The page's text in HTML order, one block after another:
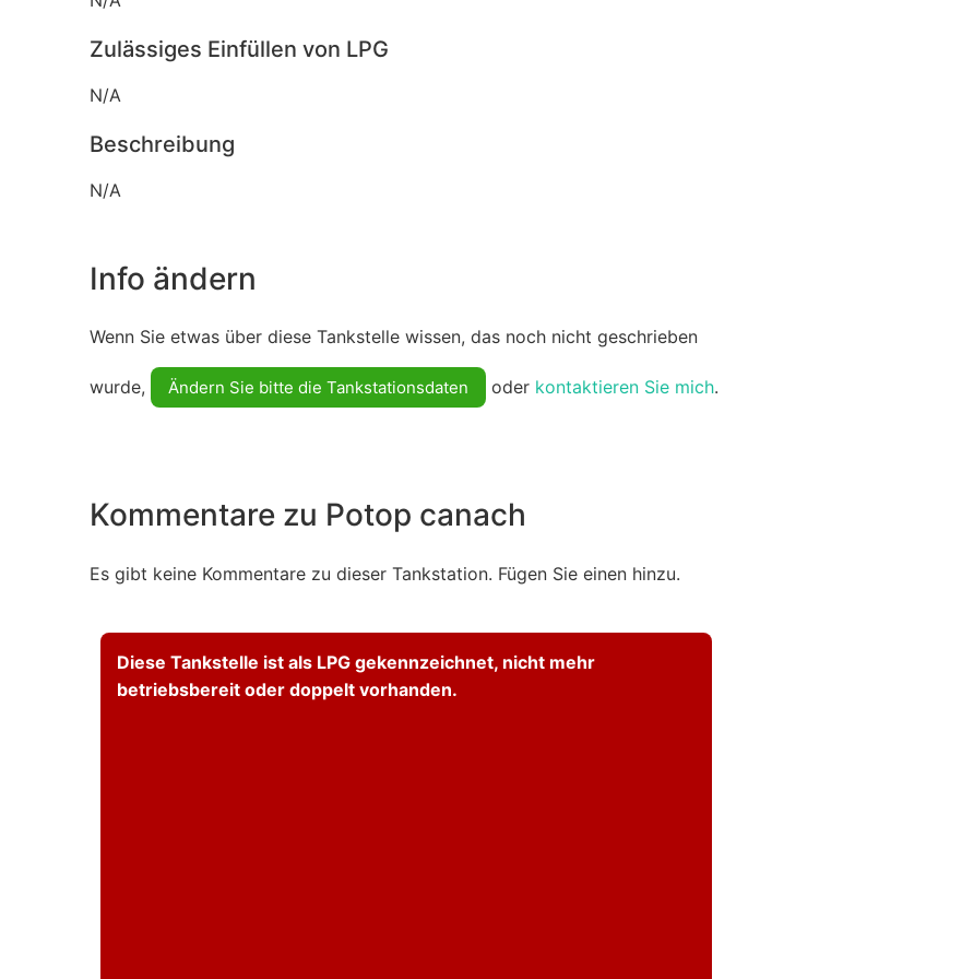
Zulässiges Einfüllen von LPG
N/A
Beschreibung
N/A
Info ändern
Wenn Sie etwas über diese Tankstelle wissen, das noch nicht geschrieben
wurde, Ändern Sie bitte die Tankstationsdaten oder kontaktieren Sie mich.
Kommentare zu Potop canach
Es gibt keine Kommentare zu dieser Tankstation. Fügen Sie einen hinzu.
Diese Tankstelle ist als LPG gekennzeichnet, nicht mehr
betriebsbereit oder doppelt vorhanden.